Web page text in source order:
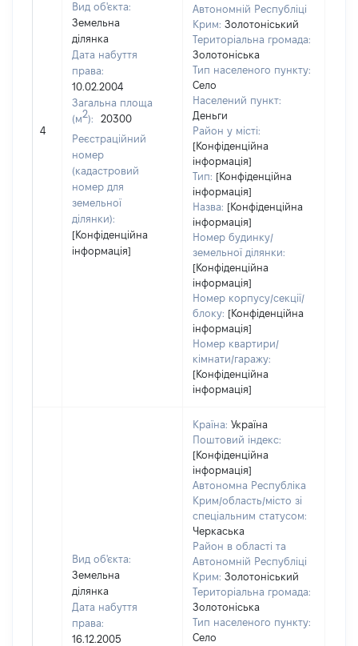
4
Вид об'єкта:
Земельна
ділянка
Дата набуття
права:
10.02.2004
Загальна площа
(м2):
20300
Реєстраційний
номер
(кадастровий
номер для
земельної
ділянки):
[Конфіденційна
інформація]
Автономній Республіці
Крим: Золотоніський
Територіальна громада:
Золотоніська
Тип населеного пункту:
Село
Населений пункт:
Деньги
Район у місті:
[Конфіденційна
інформація]
Тип: [Конфіденційна
інформація]
Назва: [Конфіденційна
інформація]
Номер будинку/
земельної ділянки:
[Конфіденційна
інформація]
Номер корпусу/секції/
блоку: [Конфіденційна
інформація]
Номер квартири/
кімнати/гаражу:
[Конфіденційна
інформація]
Вид об'єкта:
Земельна
ділянка
Дата набуття
права:
16.12.2005
Країна: Україна
Поштовий індекс:
[Конфіденційна
інформація]
Автономна Республіка
Крим/область/місто зі
спеціальним статусом:
Черкаська
Район в області та
Автономній Республіці
Крим: Золотоніський
Територіальна громада:
Золотоніська
Тип населеного пункту:
Село